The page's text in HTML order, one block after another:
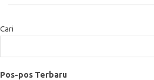
Cari
Pos-pos Terbaru